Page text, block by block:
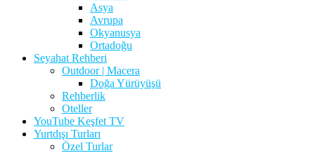
Asya
Avrupa
Okyanusya
Ortadoğu
Seyahat Rehberi
Outdoor | Macera
Doğa Yürüyüşü
Rehberlik
Oteller
YouTube Keşfet TV
Yurtdışı Turları
Özel Turlar